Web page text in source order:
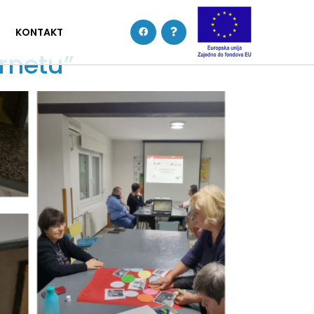
KONTAKT